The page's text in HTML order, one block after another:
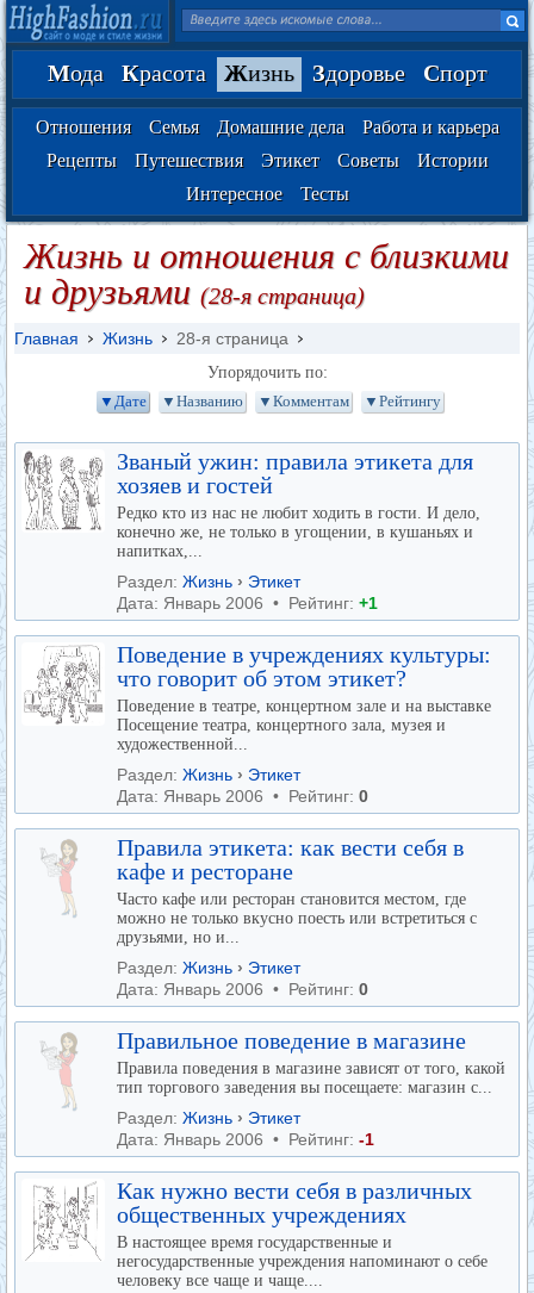
Мода Красота Жизнь Здоровье Спорт
Отношения Семья Домашние дела
Работа и карьера
Рецепты
Путешествия Этикет Советы
Истории
Интересное
Тесты
Жизнь и отношения с близкими
и друзьями (28-я страница)
Главная Жизнь 28-я страница
Упорядочить по:
▼Дате
▼Названию ▼Комментам ▼Рейтингу
Званый ужин: правила этикета для
хозяев и гостей
Редко кто из нас не любит ходить в гости. И дело,
конечно же, не только в угощении, в кушаньях и
напитках,...
Раздел: Жизнь › Этикет
Дата: Январь 2006 • Рейтинг: +1
Поведение в учреждениях культуры:
что говорит об этом этикет?
Поведение в театре, концертном зале и на выставке
Посещение театра, концертного зала, музея и
художественной...
Раздел: Жизнь › Этикет
Дата: Январь 2006 • Рейтинг: 0
Правила этикета: как вести себя в
кафе и ресторане
Часто кафе или ресторан становится местом, где
можно не только вкусно поесть или встретиться с
друзьями, но и...
Раздел: Жизнь › Этикет
Дата: Январь 2006 • Рейтинг: 0
Правильное поведение в магазине
Правила поведения в магазине зависят от того, какой
тип торгового заведения вы посещаете: магазин с...
Раздел: Жизнь › Этикет
Дата: Январь 2006 • Рейтинг: -1
Как нужно вести себя в различных
общественных учреждениях
В настоящее время государственные и
негосударственные учреждения напоминают о себе
человеку все чаще и чаще....